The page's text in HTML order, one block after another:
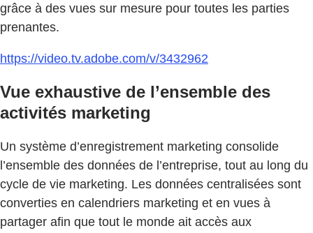
grâce à des vues sur mesure pour toutes les parties
prenantes.
https://video.tv.adobe.com/v/3432962
Vue exhaustive de l’ensemble des
activités marketing
Un système d’enregistrement marketing consolide
l’ensemble des données de l’entreprise, tout au long du
cycle de vie marketing. Les données centralisées sont
converties en calendriers marketing et en vues à
partager afin que tout le monde ait accès aux